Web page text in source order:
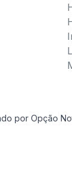
por Opção